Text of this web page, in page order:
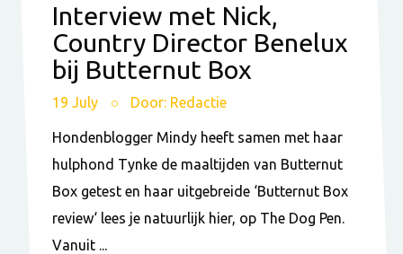
Interview met Nick,
Country Director Benelux
bij Butternut Box
19 July Door: Redactie
Hondenblogger Mindy heeft samen met haar
hulphond Tynke de maaltijden van Butternut
Box getest en haar uitgebreide ‘Butternut Box
review‘ lees je natuurlijk hier, op The Dog Pen.
Vanuit ...